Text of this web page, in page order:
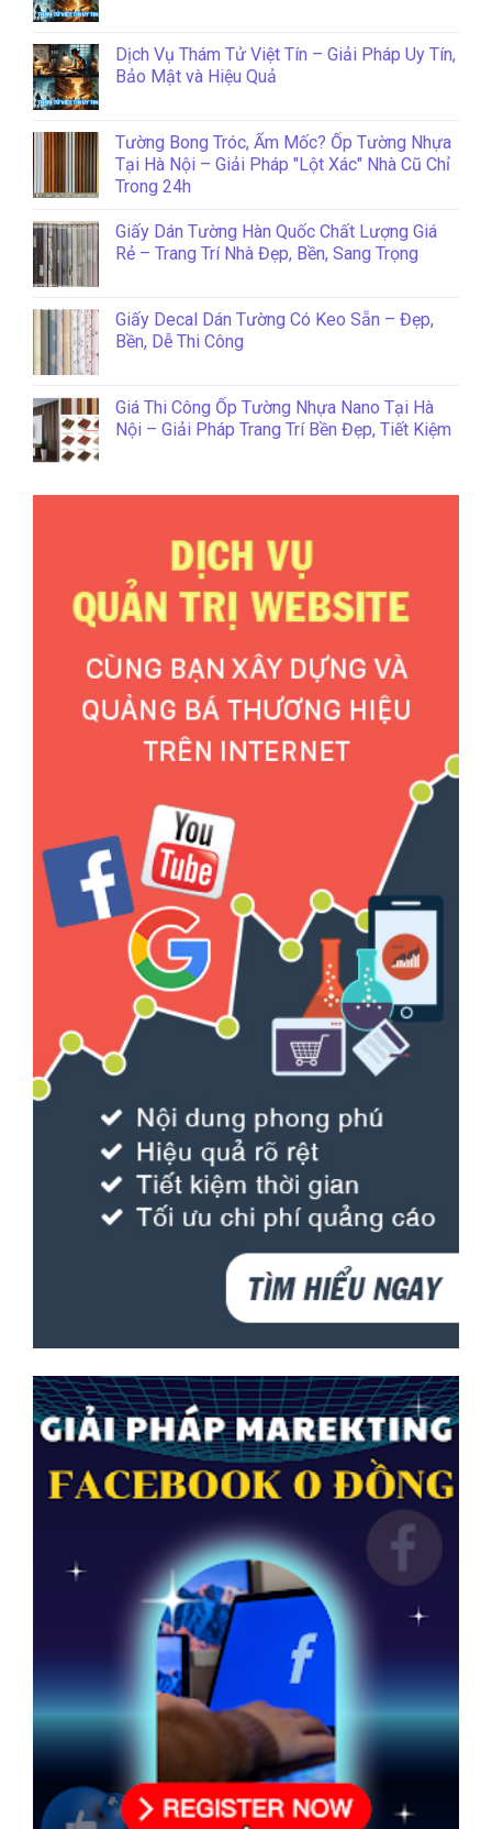
Dịch Vụ Thám Tử Việt Tín – Giải Pháp Uy Tín,
Bảo Mật và Hiệu Quả
Tường Bong Tróc, Ẩm Mốc? Ốp Tường Nhựa
Tại Hà Nội – Giải Pháp "Lột Xác" Nhà Cũ Chỉ
Trong 24h
Giấy Dán Tường Hàn Quốc Chất Lượng Giá
Rẻ – Trang Trí Nhà Đẹp, Bền, Sang Trọng
Giấy Decal Dán Tường Có Keo Sẵn – Đẹp,
Bền, Dễ Thi Công
Giá Thi Công Ốp Tường Nhựa Nano Tại Hà
Nội – Giải Pháp Trang Trí Bền Đẹp, Tiết Kiệm